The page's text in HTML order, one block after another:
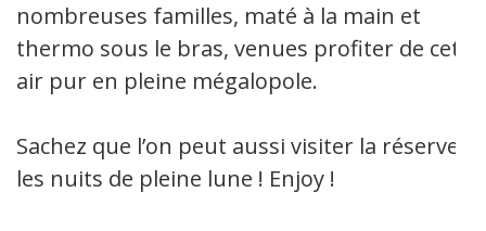
nombreuses familles, maté à la main et
thermo sous le bras, venues profiter de cet
air pur en pleine mégalopole.
Sachez que l’on peut aussi visiter la réserve
les nuits de pleine lune ! Enjoy !